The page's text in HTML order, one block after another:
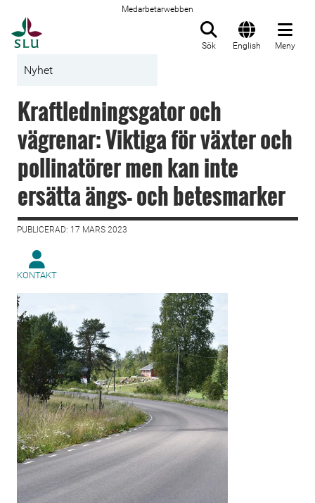
Medarbetarwebben
Sök English Meny
Nyhet
Kraftledningsgator och
vägrenar: Viktiga för växter och
pollinatörer men kan inte
ersätta ängs- och betesmarker
PUBLICERAD: 17 MARS 2023
KONTAKT